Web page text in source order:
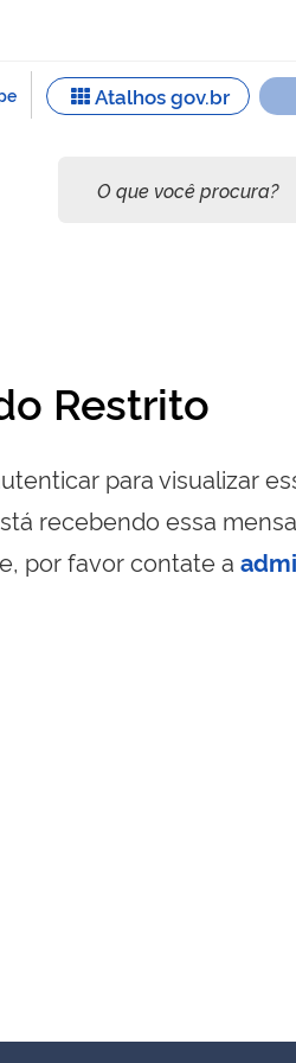
Restrito
para visualizar
recebendo essa
por favor contate a